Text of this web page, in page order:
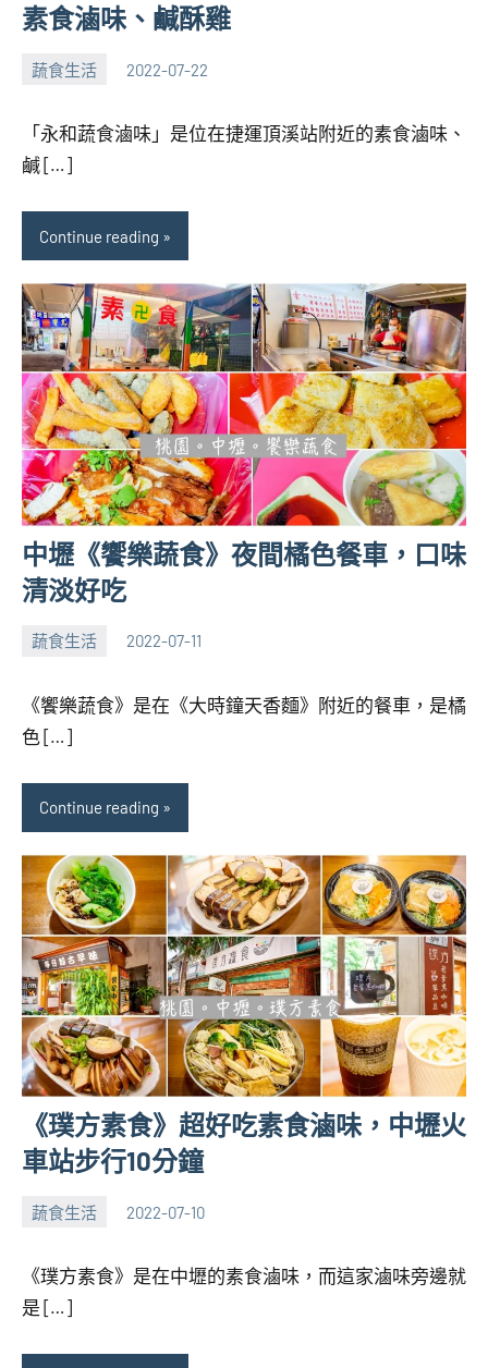
素食滷味、鹹酥雞
蔬食生活 2022-07-22
張
芋「永和蔬食滷味」是位在捷運頂溪站附近的素食滷味、
鹹 […]
Continue reading
中壢《饗樂蔬食》夜間橘色餐車，口味
清淡好吃
蔬食生活 2022-07-11
張
芋
No
《饗樂蔬食》是在《大時鐘天香麵》附近的餐車，是橘
色 […]
Continue reading
《璞方素食》超好吃素食滷味，中壢火
車站步行10分鐘
蔬食生活 2022-07-10
張
芋
No
《璞方素食》是在中壢的素食滷味，而這家滷味旁邊就
是 […]